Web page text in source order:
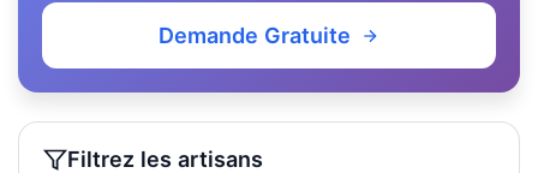
Demande Gratuite
Filtrez les artisans